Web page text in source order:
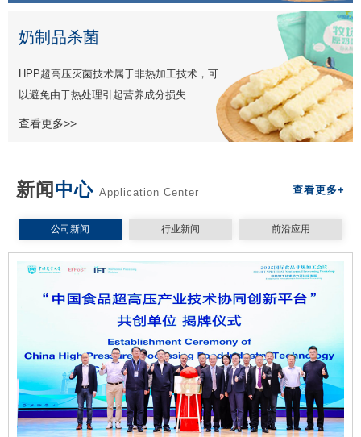
奶制品杀菌
HPP超高压灭菌技术属于非热加工技术，可
以避免由于热处理引起营养成分损失...
查看更多>>
新闻中心 Application Center 查看更多+
公司新闻 行业新闻 前沿应用